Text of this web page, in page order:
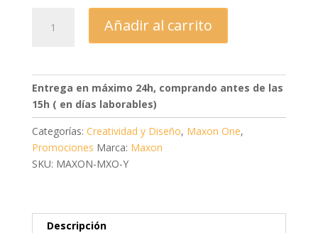
1.402,39 €.
Añadir al carrito
Entrega en máximo 24h, comprando antes de las
15h ( en días laborables)
Categorías: Creatividad y Diseño, Maxon One,
Promociones Marca: Maxon
SKU: MAXON-MXO-Y
Descripción